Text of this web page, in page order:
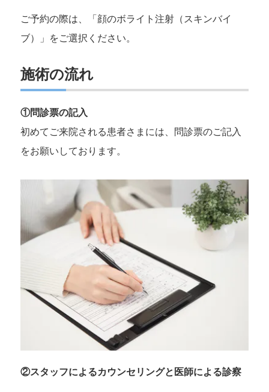
ご予約の際は、「顔のボライト注射（スキンバイ
ブ）」をご選択ください。
施術の流れ
①問診票の記入
初めてご来院される患者さまには、問診票のご記入
をお願いしております。
②スタッフによるカウンセリングと医師による診察